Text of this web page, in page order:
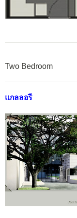
Two Bedroom
แกลลอรี